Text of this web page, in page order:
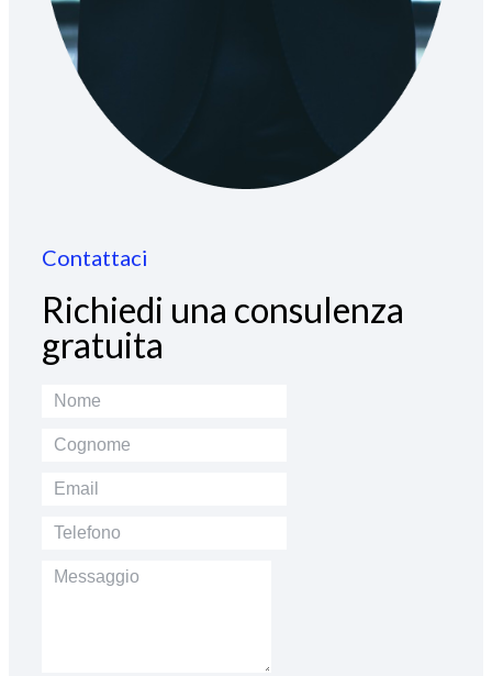
Contattaci
Richiedi una consulenza
gratuita